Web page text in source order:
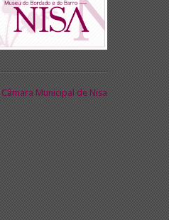
Câmara Municipal de Nisa